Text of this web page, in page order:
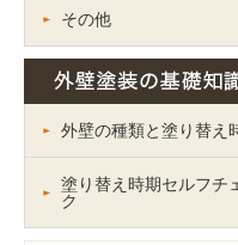
その他
外壁の種類と塗り替え
塗り替え時期セルフチ
ク